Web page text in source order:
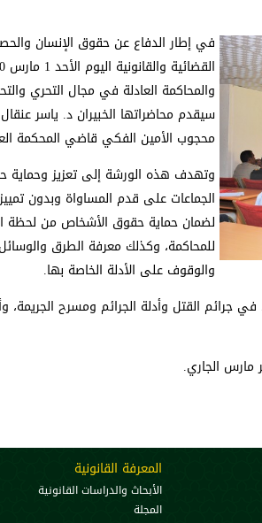
في إطار الدفاع عن حقوق الإنسان
والمحاكمة العادلة في مجال التحري
سيقدم محاضراتها الخبيران د. ياسر عنقال
محجوب الأمين الفكي قاضي المحكمة
وتهدف هذه الورشة إلى تعزيز وحماية
الجماعات على قدم المساواة وبدون
لضمان حماية حقوق الأشخاص من لحظة
للمحاكمة، وكذلك معرفة الطرق والوسائل
والوقوف على الأدلة الخاصة بها.
جرائم القتل وأدلة الجرائم ومسرح الجريمة،
الجاري.
المعرفة القانونية
الأبحاث والدراسات القانونية
المجلة